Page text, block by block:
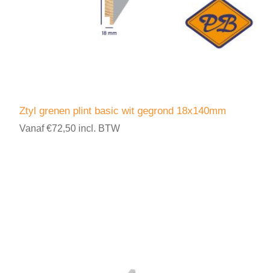
Ztyl grenen plint basic wit gegrond 18x140mm
Vanaf €72,50 incl. BTW